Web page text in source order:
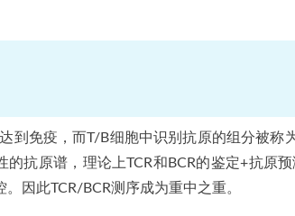
到免疫，而T/B细胞中识别抗原的组分被称
抗原谱，理论上TCR和BCR的鉴定+抗原
因此TCR/BCR测序成为重中之重。